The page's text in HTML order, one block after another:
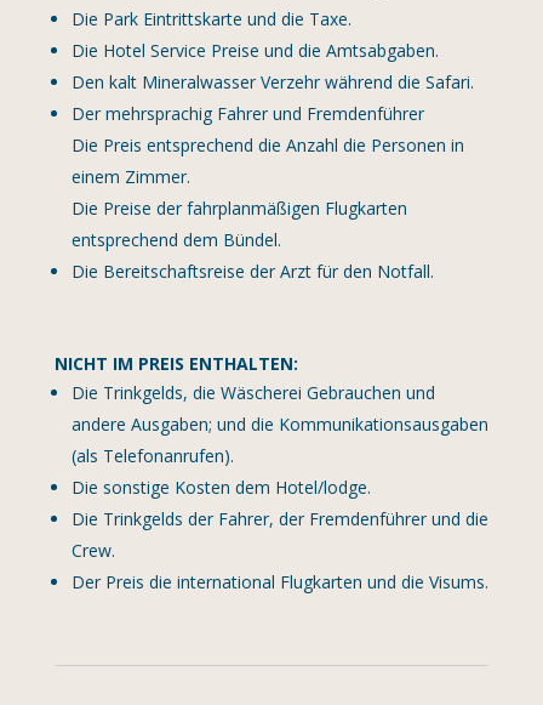
Die Park Eintrittskarte und die Taxe.
Die Hotel Service Preise und die Amtsabgaben.
Den kalt Mineralwasser Verzehr während die Safari.
Der mehrsprachig Fahrer und Fremdenführer
Die Preis entsprechend die Anzahl die Personen in
einem Zimmer.
Die Preise der fahrplanmäßigen Flugkarten
entsprechend dem Bündel.
Die Bereitschaftsreise der Arzt für den Notfall.
NICHT IM PREIS ENTHALTEN:
Die Trinkgelds, die Wäscherei Gebrauchen und
andere Ausgaben; und die Kommunikationsausgaben
(als Telefonanrufen).
Die sonstige Kosten dem Hotel/lodge.
Die Trinkgelds der Fahrer, der Fremdenführer und die
Crew.
Der Preis die international Flugkarten und die Visums.